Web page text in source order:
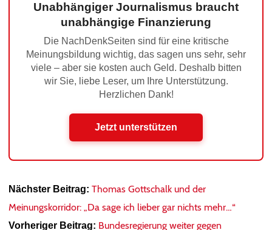
Unabhängiger Journalismus braucht
unabhängige Finanzierung
Die NachDenkSeiten sind für eine kritische
Meinungsbildung wichtig, das sagen uns sehr, sehr
viele – aber sie kosten auch Geld. Deshalb bitten
wir Sie, liebe Leser, um Ihre Unterstützung.
Herzlichen Dank!
Jetzt unterstützen
Nächster Beitrag: Thomas Gottschalk und der
Meinungskorridor: „Da sage ich lieber gar nichts mehr…“
Vorheriger Beitrag: Bundesregierung weiter gegen